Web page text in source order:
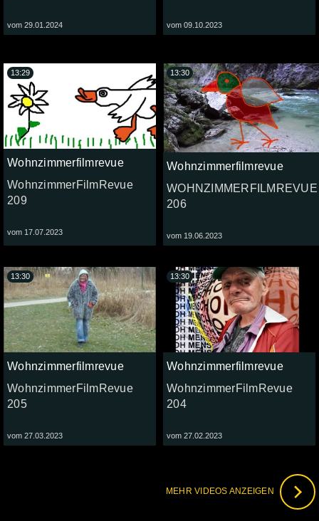
vom 29.01.2024 vom 09.10.2023
Wohnzimmerfilmrevue
WohnzimmerFilmRevue
209
vom 17.07.2023
13:29
Wohnzimmerfilmrevue
WOHNZIMMERFILMREVUE
206
vom 19.06.2023
13:30
Wohnzimmerfilmrevue
WohnzimmerFilmRevue
205
vom 27.03.2023
13:30
Wohnzimmerfilmrevue
WohnzimmerFilmRevue
204
vom 27.02.2023
13:30
MEHR VIDEOS ANZEIGEN